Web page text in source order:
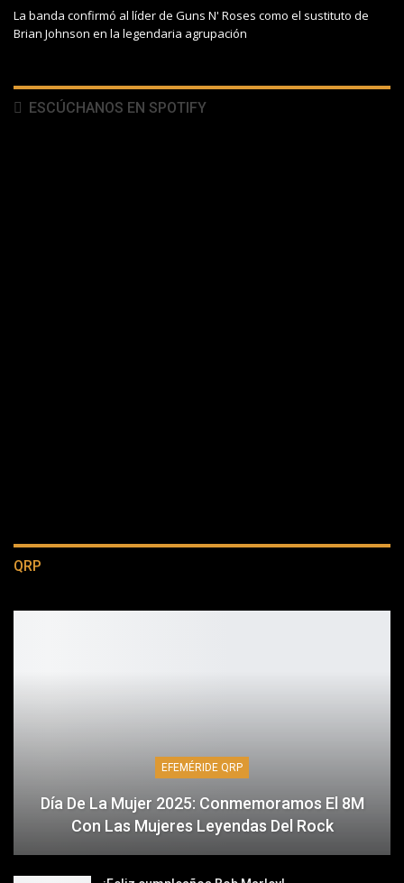
La banda confirmó al líder de Guns N' Roses como el sustituto de
Brian Johnson en la legendaria agrupación
ESCÚCHANOS EN SPOTIFY
QRP
EFEMÉRIDE QRP
Día De La Mujer 2025: Conmemoramos El 8M
Con Las Mujeres Leyendas Del Rock